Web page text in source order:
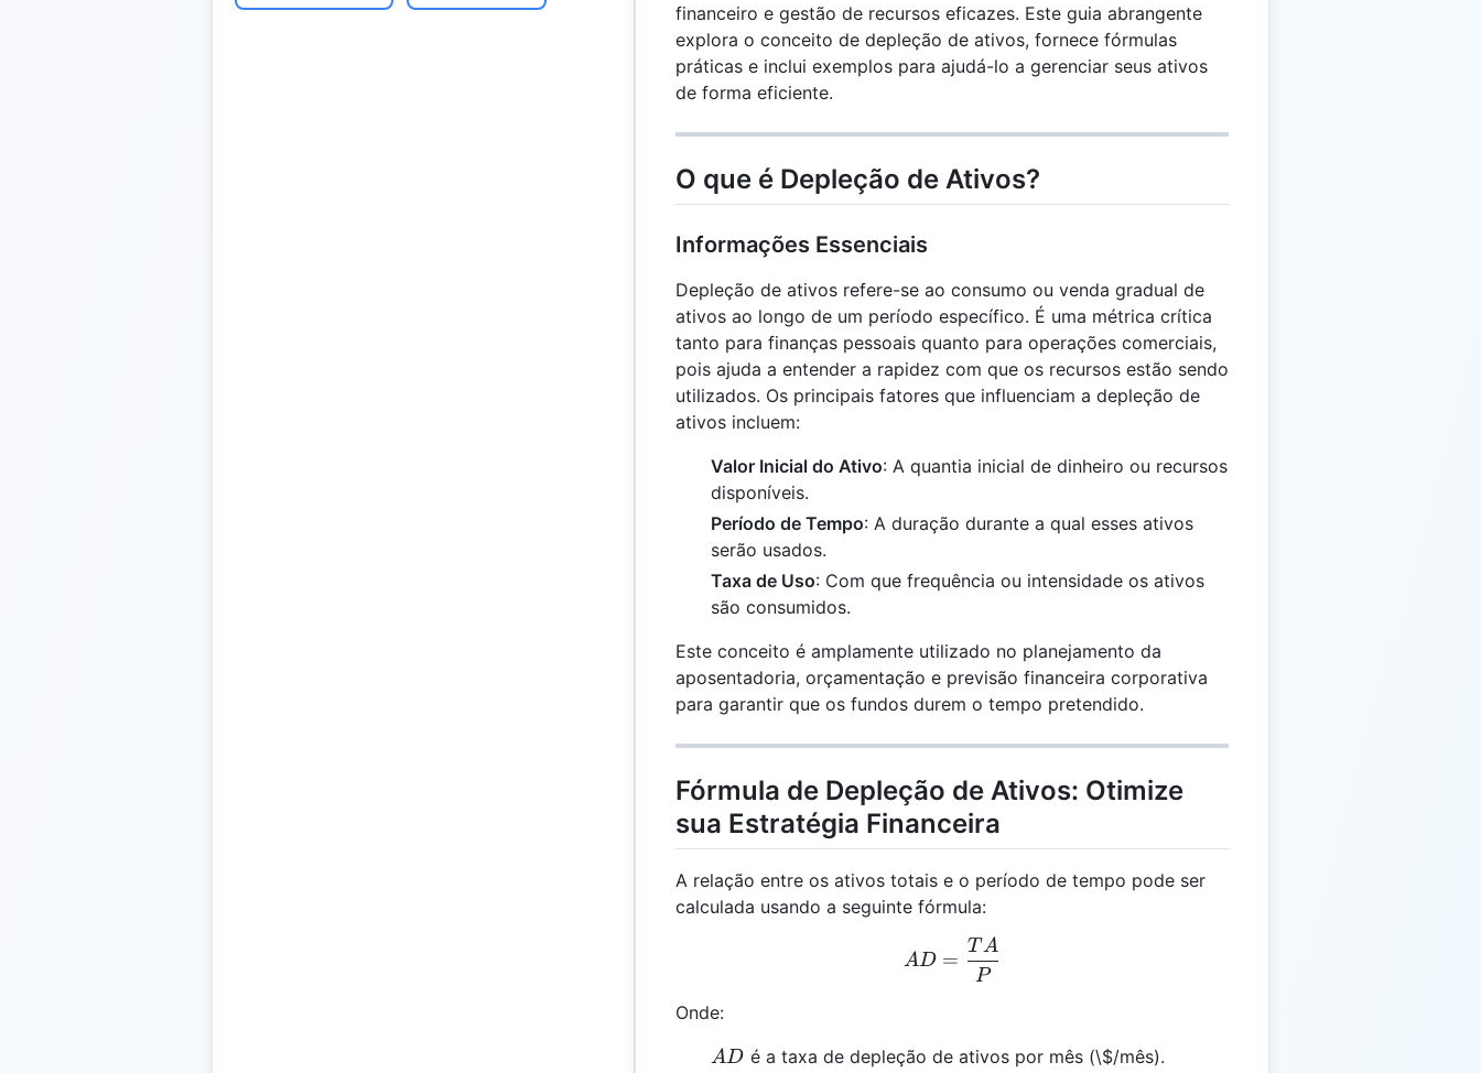
financeiro e gestão de recursos eficazes. Este guia abrangente
explora o conceito de depleção de ativos, fornece fórmulas
práticas e inclui exemplos para ajudá-lo a gerenciar seus ativos
de forma eficiente.
O que é Depleção de Ativos?
Informações Essenciais
Depleção de ativos refere-se ao consumo ou venda gradual de
ativos ao longo de um período específico. É uma métrica crítica
tanto para finanças pessoais quanto para operações comerciais,
pois ajuda a entender a rapidez com que os recursos estão sendo
utilizados. Os principais fatores que influenciam a depleção de
ativos incluem:
Valor Inicial do Ativo: A quantia inicial de dinheiro ou recursos
disponíveis.
Período de Tempo: A duração durante a qual esses ativos
serão usados.
Taxa de Uso: Com que frequência ou intensidade os ativos
são consumidos.
Este conceito é amplamente utilizado no planejamento da
aposentadoria, orçamentação e previsão financeira corporativa
para garantir que os fundos durem o tempo pretendido.
Fórmula de Depleção de Ativos: Otimize
sua Estratégia Financeira
A relação entre os ativos totais e o período de tempo pode ser
calculada usando a seguinte fórmula:
AD = \frac{TA}{P}
AD =
P
TA
Onde:
AD
A D é a taxa de depleção de ativos por mês (\$/mês).